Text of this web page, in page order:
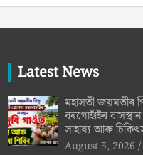
Latest News
মহাসতী জয়মতীৰ
বৰগোহাঁইৰ
সাহায্য আৰু
August 5, 2026